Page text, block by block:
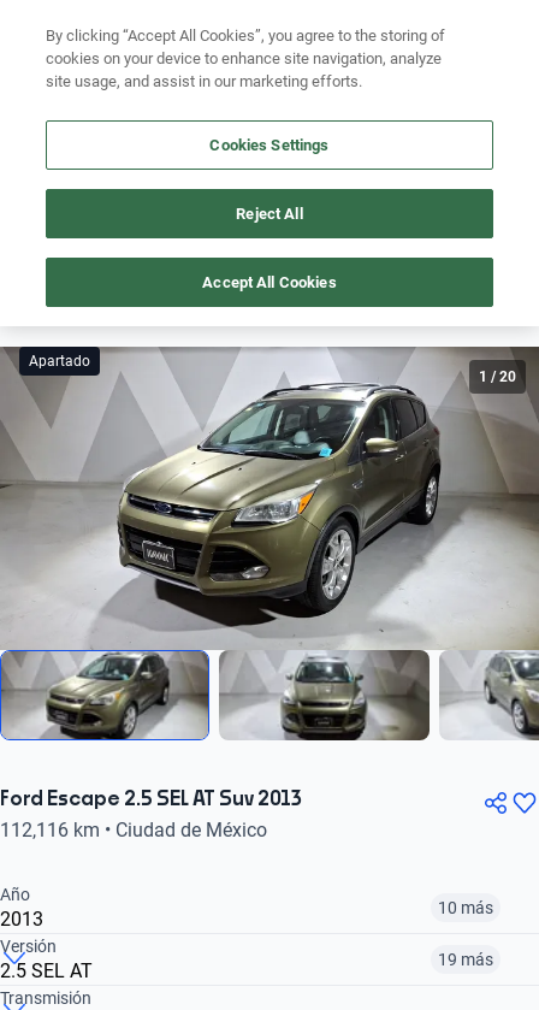
Ubicación
Busca por año
Busca por año
Este auto está apartado pero podría volver a estar disponible
pronto.
Apartado
1 /20
Ford Escape 2.5 SEL AT Suv 2013
112,116 km • Ciudad de México
Año
2013 10 más
¿Comparar versiones? → Pregúntale a KOPI
Versión
2.5 SEL AT 19 más
Transmisión
By clicking “Accept All Cookies”, you agree to the storing of
cookies on your device to enhance site navigation, analyze
site usage, and assist in our marketing efforts.
Cookies Settings
Reject All
Accept All Cookies